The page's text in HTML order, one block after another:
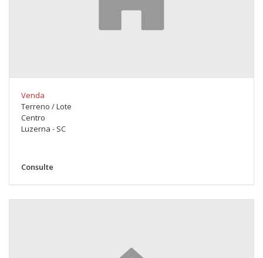
Venda
Terreno / Lote
Centro
Luzerna - SC
Consulte